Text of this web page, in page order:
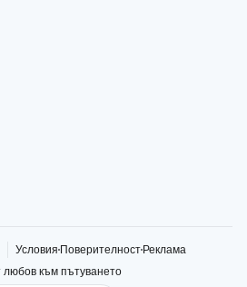
Условия ПоверителностРеклама
любов към пътуването